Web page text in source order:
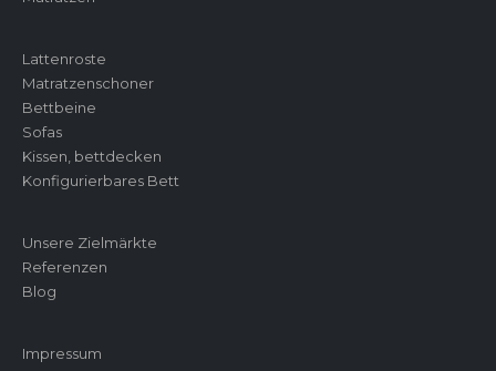
Lattenroste
Matratzenschoner
Bettbeine
Sofas
Kissen, bettdecken
Konfigurierbares Bett
Unsere Zielmärkte
Referenzen
Blog
Impressum